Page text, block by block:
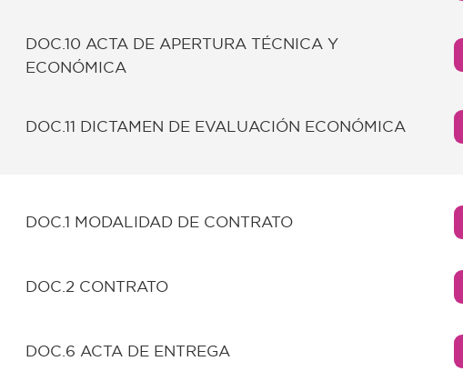
DOC.10 ACTA DE APERTURA TÉCNICA Y
ECONÓMICA
DOC.11 DICTAMEN DE EVALUACIÓN ECONÓMICA
DOC.1 MODALIDAD DE CONTRATO
DOC.2 CONTRATO
DOC.6 ACTA DE ENTREGA